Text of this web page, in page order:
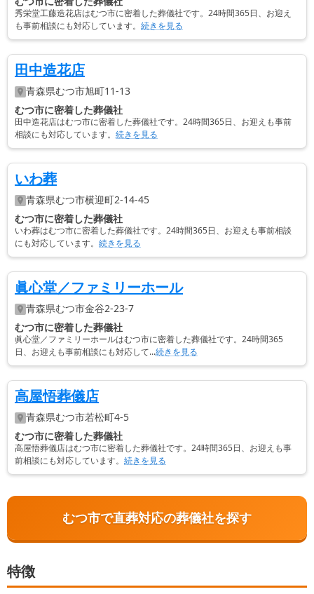
秀栄堂工藤造花店はむつ市に密着した葬儀社です。24時間365日、お迎え
も事前相談にも対応しています。 続きを見る
田中造花店
青森県むつ市旭町11-13
むつ市に密着した葬儀社
田中造花店はむつ市に密着した葬儀社です。24時間365日、お迎えも事前
相談にも対応しています。 続きを見る
いわ葬
青森県むつ市横迎町2-14-45
むつ市に密着した葬儀社
いわ葬はむつ市に密着した葬儀社です。24時間365日、お迎えも事前相談
にも対応しています。 続きを見る
眞心堂／ファミリーホール
青森県むつ市金谷2-23-7
むつ市に密着した葬儀社
眞心堂／ファミリーホールはむつ市に密着した葬儀社です。24時間365
日、お迎えも事前相談にも対応して...続きを見る
高屋悟葬儀店
青森県むつ市若松町4-5
むつ市に密着した葬儀社
高屋悟葬儀店はむつ市に密着した葬儀社です。24時間365日、お迎えも事
前相談にも対応しています。 続きを見る
むつ市で直葬対応の葬儀社を探す
特徴